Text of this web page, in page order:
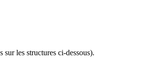
sur les structures ci-dessous).